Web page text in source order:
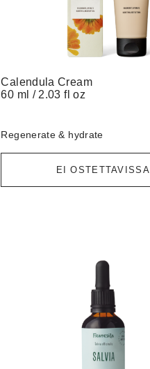
Calendula Cream
60 ml / 2.03 fl oz
Regenerate & hydrate
EI OSTETTAVISSA